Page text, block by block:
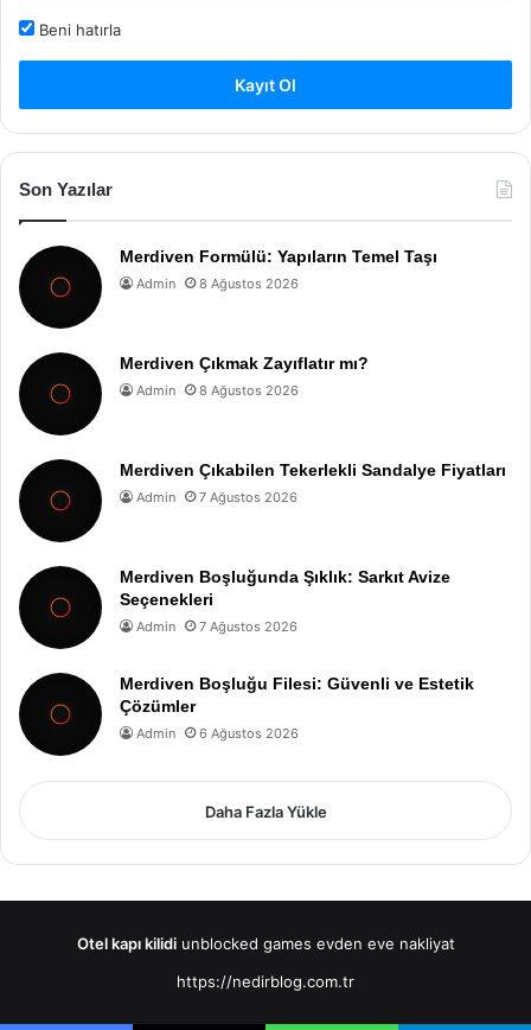
Beni hatırla
Kayıt Ol
Son Yazılar
Merdiven Formülü: Yapıların Temel Taşı
Admin 8 Ağustos 2026
Merdiven Çıkmak Zayıflatır mı?
Admin 8 Ağustos 2026
Merdiven Çıkabilen Tekerlekli Sandalye Fiyatları
Admin 7 Ağustos 2026
Merdiven Boşluğunda Şıklık: Sarkıt Avize
Seçenekleri
Admin 7 Ağustos 2026
Merdiven Boşluğu Filesi: Güvenli ve Estetik
Çözümler
Admin 6 Ağustos 2026
Daha Fazla Yükle
Otel kapı kilidi unblocked games evden eve nakliyat
https://nedirblog.com.tr